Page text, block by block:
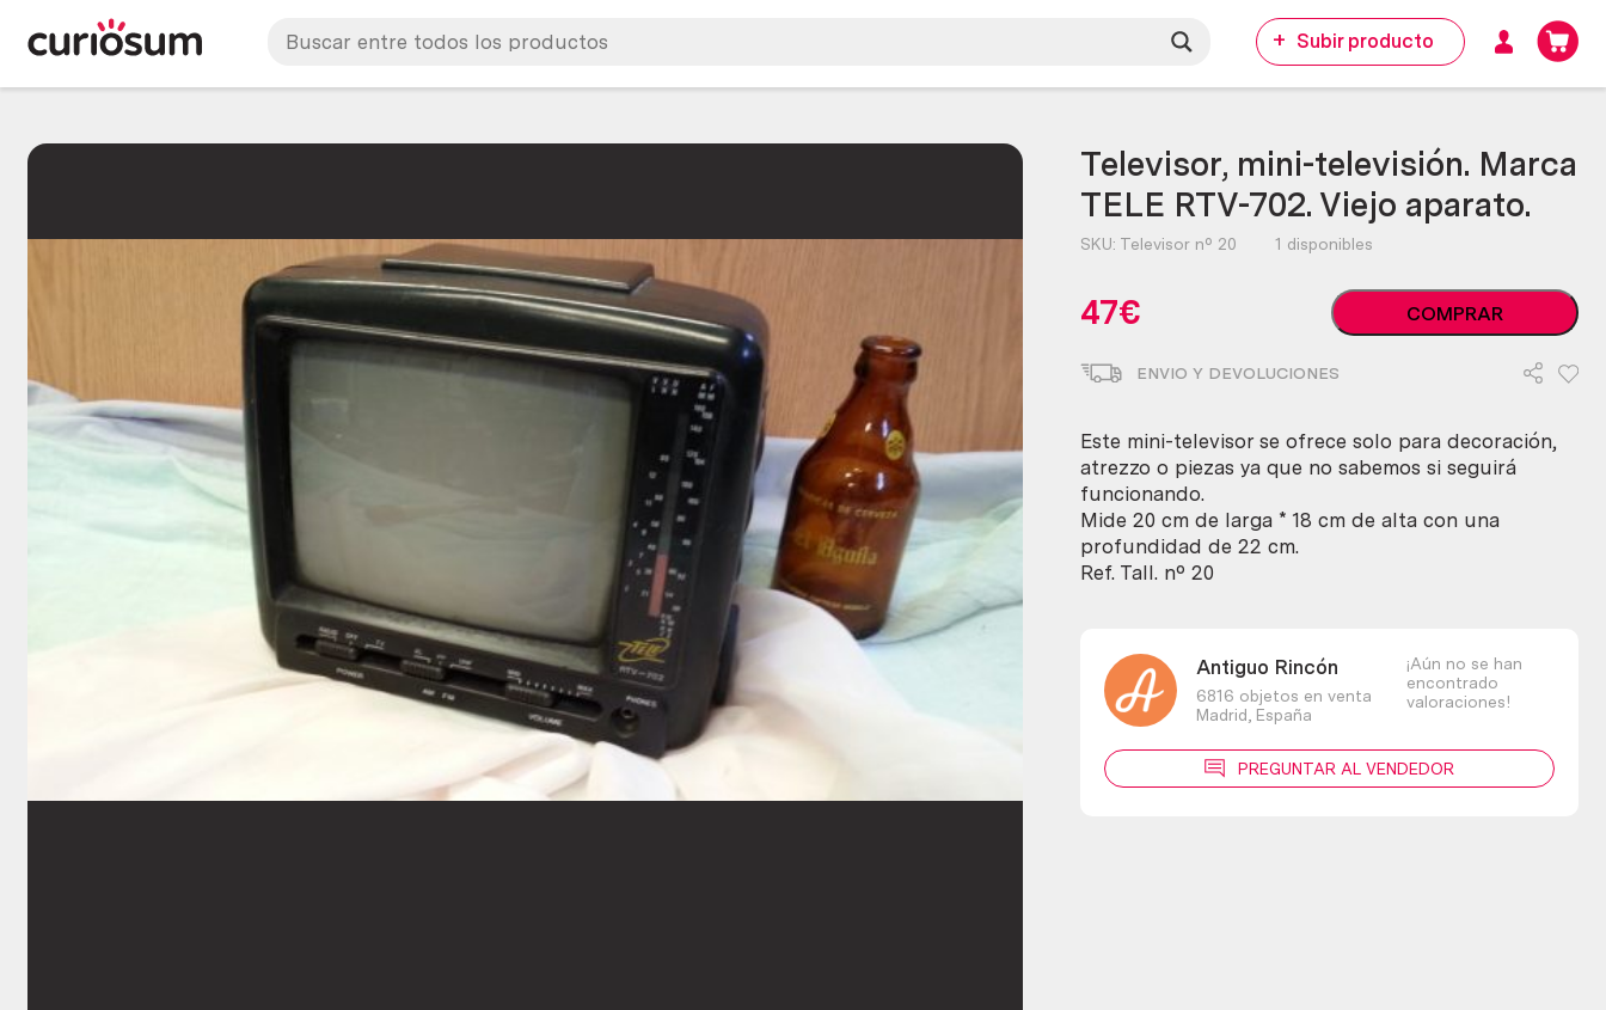
Subir producto
Televisor, mini-televisión. Marca
TELE RTV-702. Viejo aparato.
SKU: Televisor nº 20 1 disponibles
47€
Televisor,
mini-
Marca
RTV-
702.
aparato.
COMPRAR
ENVIO Y DEVOLUCIONES
Este mini-televisor se ofrece solo para decoración,
atrezzo o piezas ya que no sabemos si seguirá
funcionando.
Mide 20 cm de larga * 18 cm de alta con una
profundidad de 22 cm.
Ref. Tall. nº 20
Antiguo Rincón
6816 objetos en venta
Madrid, España
¡Aún no se han
encontrado
valoraciones!
PREGUNTAR AL VENDEDOR